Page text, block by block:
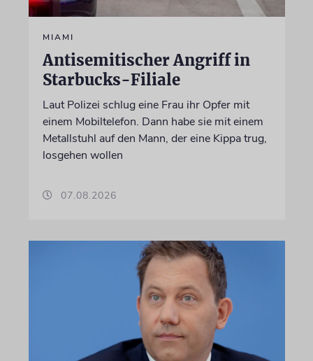
MIAMI
Antisemitischer Angriff in
Starbucks-Filiale
Laut Polizei schlug eine Frau ihr Opfer mit
einem Mobiltelefon. Dann habe sie mit einem
Metallstuhl auf den Mann, der eine Kippa trug,
losgehen wollen
07.08.2026